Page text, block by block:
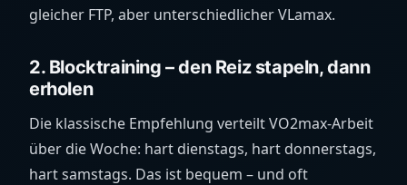
gleicher FTP, aber unterschiedlicher VLamax.
2. Blocktraining – den Reiz stapeln, dann
erholen
Die klassische Empfehlung verteilt VO2max-Arbeit
über die Woche: hart dienstags, hart donnerstags,
hart samstags. Das ist bequem – und oft